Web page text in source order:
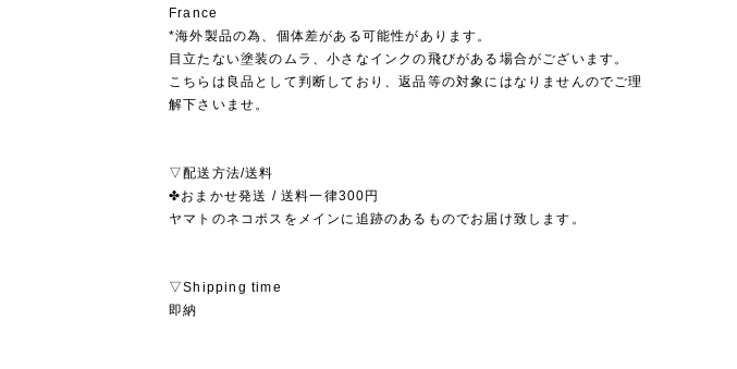
France
*海外製品の為、個体差がある可能性があります。
目立たない塗装のムラ、小さなインクの飛びがある場合がございます。
こちらは良品として判断しており、返品等の対象にはなりませんのでご理
解下さいませ。
▽配送方法/送料
✤おまかせ発送 / 送料一律300円
ヤマトのネコポスをメインに追跡のあるものでお届け致します。
▽Shipping time
即納